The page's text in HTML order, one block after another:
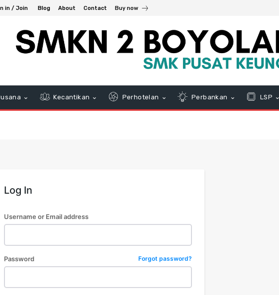
in / Join Blog About Contact Buy now
Kecantikan Perhotelan Perbankan LSP
Log In
Username or Email address
Password Forgot password?